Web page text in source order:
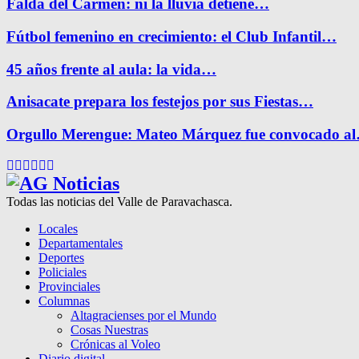
Falda del Carmen: ni la lluvia detiene…
Fútbol femenino en crecimiento: el Club Infantil…
45 años frente al aula: la vida…
Anisacate prepara los festejos por sus Fiestas…
Orgullo Merengue: Mateo Márquez fue convocado
Facebook
Twitter
Instagram
Pinterest
Google
Todas las noticias del Valle de Paravachasca.
Locales
Departamentales
Deportes
Policiales
Provinciales
Columnas
Altagracienses por el Mundo
Cosas Nuestras
Crónicas al Voleo